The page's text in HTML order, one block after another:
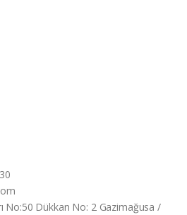
No:50 Dükkan No: 2 Gazimağusa /